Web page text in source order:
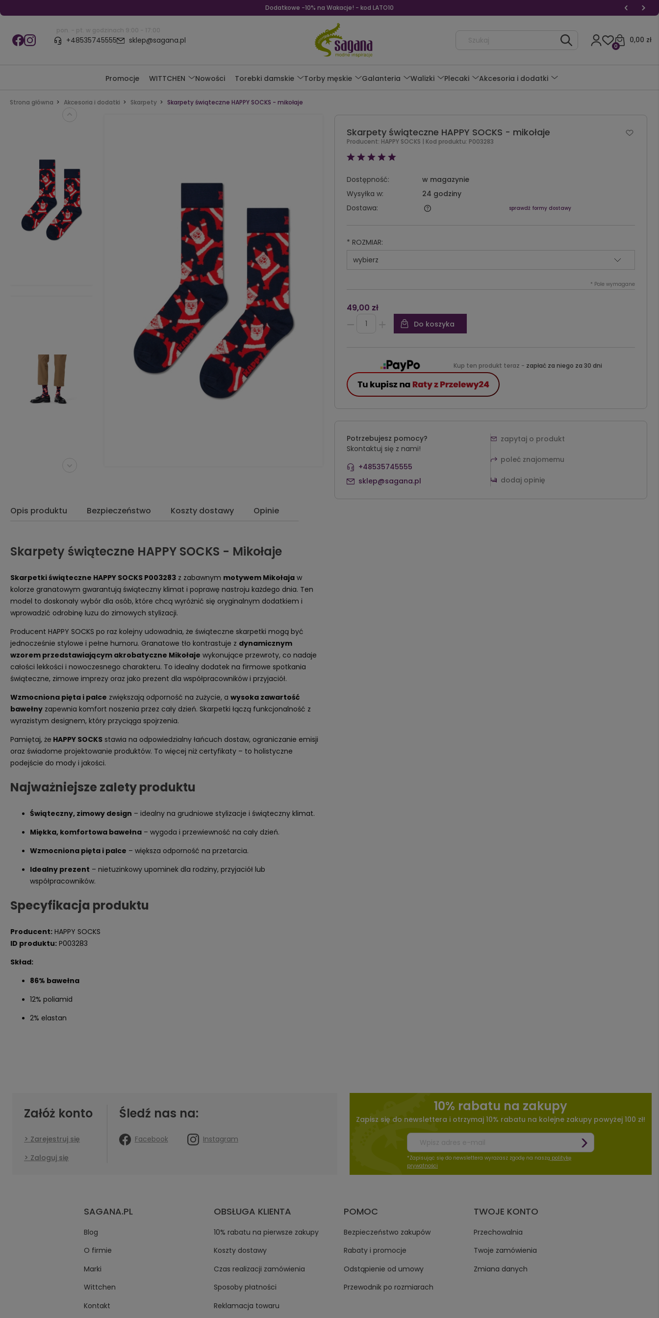
Dodatkowe -10% na Wakacje! - kod LATO10
pon. - pt. w godzinach 9:00 - 17:00
+48535745555 sklep@sagana.pl 0,00 zł
0
Promocje WITTCHEN Nowości Torebki damskie Torby męskie Galanteria Walizki Plecaki Akcesoria i dodatki
Strona główna Akcesoria i dodatki Skarpety Skarpety świąteczne HAPPY SOCKS - mikołaje
Opis produktu Bezpieczeństwo Koszty dostawy Opinie
Skarpety świąteczne HAPPY SOCKS - Mikołaje
Skarpetki świąteczne HAPPY SOCKS P003283 z zabawnym motywem Mikołaja w
kolorze granatowym gwarantują świąteczny klimat i poprawę nastroju każdego dnia. Ten
model to doskonały wybór dla osób, które chcą wyróżnić się oryginalnym dodatkiem i
wprowadzić odrobinę luzu do zimowych stylizacji.
Producent HAPPY SOCKS po raz kolejny udowadnia, że świąteczne skarpetki mogą być
jednocześnie stylowe i pełne humoru. Granatowe tło kontrastuje z dynamicznym
wzorem przedstawiającym akrobatyczne Mikołaje wykonujące przewroty, co nadaje
całości lekkości i nowoczesnego charakteru. To idealny dodatek na firmowe spotkania
świąteczne, zimowe imprezy oraz jako prezent dla współpracowników i przyjaciół.
Wzmocniona pięta i palce zwiększają odporność na zużycie, a wysoka zawartość
bawełny zapewnia komfort noszenia przez cały dzień. Skarpetki łączą funkcjonalność z
wyrazistym designem, który przyciąga spojrzenia.
Pamiętaj, że HAPPY SOCKS stawia na odpowiedzialny łańcuch dostaw, ograniczanie emisji
oraz świadome projektowanie produktów. To więcej niż certyfikaty – to holistyczne
podejście do mody i jakości.
Najważniejsze zalety produktu
Świąteczny, zimowy design – idealny na grudniowe stylizacje i świąteczny klimat.
Miękka, komfortowa bawełna – wygoda i przewiewność na cały dzień.
Wzmocniona pięta i palce – większa odporność na przetarcia.
Idealny prezent – nietuzinkowy upominek dla rodziny, przyjaciół lub
współpracowników.
Specyfikacja produktu
Producent: HAPPY SOCKS
ID produktu: P003283
Skład:
86% bawełna
12% poliamid
2% elastan
Skarpety świąteczne HAPPY SOCKS - mikołaje
Producent: HAPPY SOCKS | Kod produktu: P003283
Dostępność:
w magazynie
Wysyłka w:
24 godziny
Dostawa:
sprawdź formy dostawy
* ROZMIAR:
* Pole wymagane
49,00 zł
Do koszyka
Kup ten produkt teraz - zapłać za niego za 30 dni
Potrzebujesz pomocy?
Skontaktuj się z nami!
+48535745555
sklep@sagana.pl
zapytaj o produkt
poleć znajomemu
dodaj opinię
Załóż konto
Zarejestruj się
Zaloguj się
Śledź nas na:
Facebook Instagram
10% rabatu na zakupy
Zapisz się do newslettera i otrzymaj 10% rabatu na kolejne zakupy powyżej 100 zł!
*Zapisując się do newslettera wyrażasz zgodę na naszą politykę
prywatności
SAGANA.PL
Blog
O firmie
Marki
Wittchen
Kontakt
OBSŁUGA KLIENTA
10% rabatu na pierwsze zakupy
Koszty dostawy
Czas realizacji zamówienia
Sposoby płatności
Reklamacja towaru
POMOC
Bezpieczeństwo zakupów
Rabaty i promocje
Odstąpienie od umowy
Przewodnik po rozmiarach
TWOJE KONTO
Przechowalnia
Twoje zamówienia
Zmiana danych